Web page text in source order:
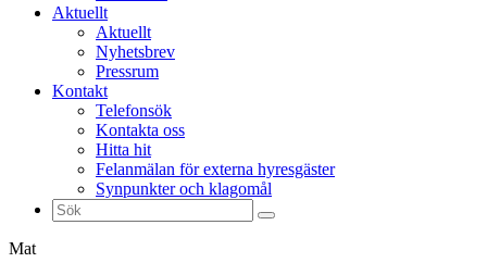
Aktuellt
Aktuellt
Nyhetsbrev
Pressrum
Kontakt
Telefonsök
Kontakta oss
Hitta hit
Felanmälan för externa hyresgäster
Synpunkter och klagomål
Sök
efter:
Mat